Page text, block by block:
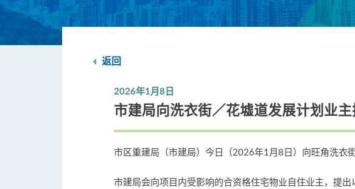
返回
2026年1月8日
市建局向洗衣街／花墟道发展计划业
市区重建局（市建局）今日（2026年1月8日）向旺角洗衣
市建局会向项目内受影响的合资格住宅物业自住业主，提